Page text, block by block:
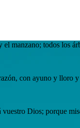
manzano; todos los
con ayuno y lloro
Dios; porque